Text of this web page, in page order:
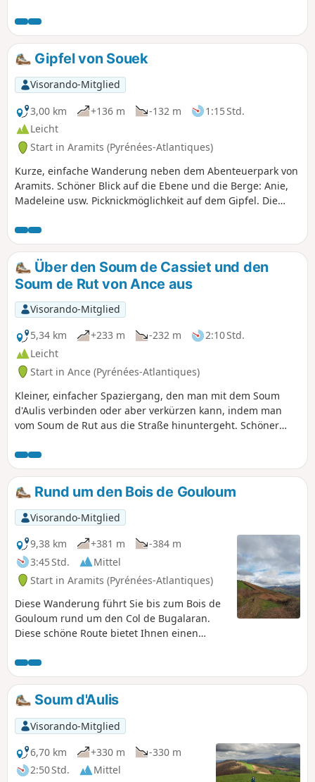
Gipfel von Souek
Visorando-Mitglied
3,00 km
+136 m -132 m
1:15 Std.
Leicht
Start in Aramits (Pyrénées-Atlantiques)
Kurze, einfache Wanderung neben dem Abenteuerpark von
Aramits. Schöner Blick auf die Ebene und die Berge: Anie,
Madeleine usw. Picknickmöglichkeit auf dem Gipfel. Die
einige Wegmarkierungen, außer auf dem Gipfel.
Über den Soum de Cassiet und den
Soum de Rut von Ance aus
Visorando-Mitglied
5,34 km
+233 m -232 m
2:10 Std.
Leicht
Start in Ance (Pyrénées-Atlantiques)
Kleiner, einfacher Spaziergang, den man mit dem Soum
d'Aulis verbinden oder aber verkürzen kann, indem man
vom Soum de Rut aus die Straße hinuntergeht. Schöner
Rund um den Bois de Gouloum
Visorando-Mitglied
9,38 km
+381 m
-384 m
3:45 Std.
Mittel
Start in Aramits (Pyrénées-Atlantiques)
Diese Wanderung führt Sie bis zum Bois de
Gouloum rund um den Col de Bugalaran.
Diese schöne Route bietet Ihnen einen
Aramits über herrliche Wege am Hang.
Soum d'Aulis
Visorando-Mitglied
6,70 km
+330 m
-330 m
2:50 Std.
Mittel